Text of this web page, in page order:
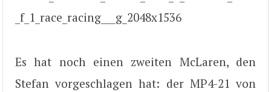
Es hat noch einen zweiten McLaren, den
Stefan vorgeschlagen hat: der MP4-21 von